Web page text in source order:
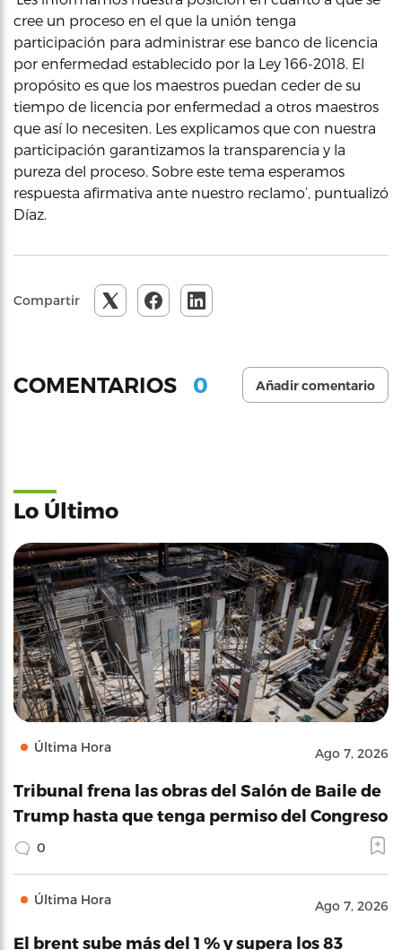
cree un proceso en el que la unión tenga
participación para administrar ese banco de licencia
por enfermedad establecido por la Ley 166-2018. El
propósito es que los maestros puedan ceder de su
tiempo de licencia por enfermedad a otros maestros
que así lo necesiten. Les explicamos que con nuestra
participación garantizamos la transparencia y la
pureza del proceso. Sobre este tema esperamos
respuesta afirmativa ante nuestro reclamo’, puntualizó
Díaz.
Compartir
COMENTARIOS 0 Añadir comentario
Lo Último
Última Hora Ago 7, 2026
Tribunal frena las obras del Salón de Baile de
Trump hasta que tenga permiso del Congreso
0
Última Hora Ago 7, 2026
El brent sube más del 1 % y supera los 83